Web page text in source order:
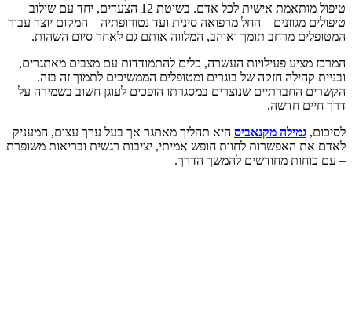
טיפול מותאמת אישית לכל אדם. בשיטת 12 הצעדים, יחד עם שילוב
טיפולים מגוונים – החל מרפואה סינית ועד נטורופתיה – המקום יוצר עבור
המטופלים מרחב תומך ואוהב, המלווה אותם גם לאחר סיום השהות.
המרכז מציע פעילויות העשרה, כלים להתמודדות עם מצבים מאתגרים,
ובניית קהילה חזקה של בוגרים ומטופלים הממשיכים לתמוך זה בזה.
הקשרים החברתיים שנוצרים במסגרתו הופכים לעוגן חשוב בשמירה על
דרך חיים חדשה.
לסיכום, גמילה מקנאביס היא תהליך מאתגר אך בעל ערך עצום, המעניק
לאדם את האפשרות לחוות חופש אמיתי, יציבות רגשית ובריאות משופרת
– עם כוחות מחודשים להמשך הדרך.